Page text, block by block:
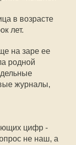
в возрасте
лет.
на заре ее
родной
журналы,
цифр -
не наш, а